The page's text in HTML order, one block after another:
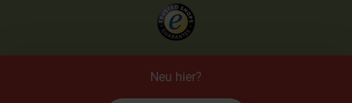
Neu hier?